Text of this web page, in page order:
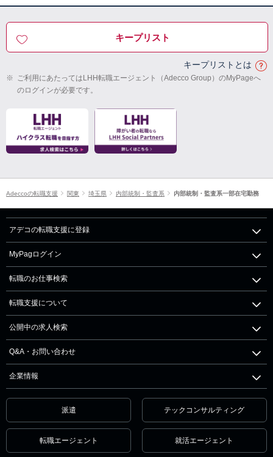
キープリスト
キープリストとは
※ ご利用にあたってはLHH転職エージェント（Adecco Group）のMyPageへ
のログインが必要です。
Adeccoの転職支援 関東 埼玉県 内部統制・監査系 内部統制・監査系一部在宅勤務
アデコの転職支援に登録
MyPagログイン
転職のお仕事検索
転職支援について
公開中の求人検索
Q&A・お問い合わせ
企業情報
派遣 テックコンサルティング
転職エージェント 就活エージェント